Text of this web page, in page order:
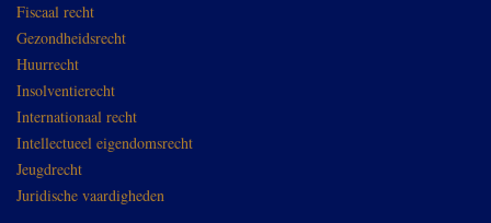
Fiscaal recht
Gezondheidsrecht
Huurrecht
Insolventierecht
Internationaal recht
Intellectueel eigendomsrecht
Jeugdrecht
Juridische vaardigheden